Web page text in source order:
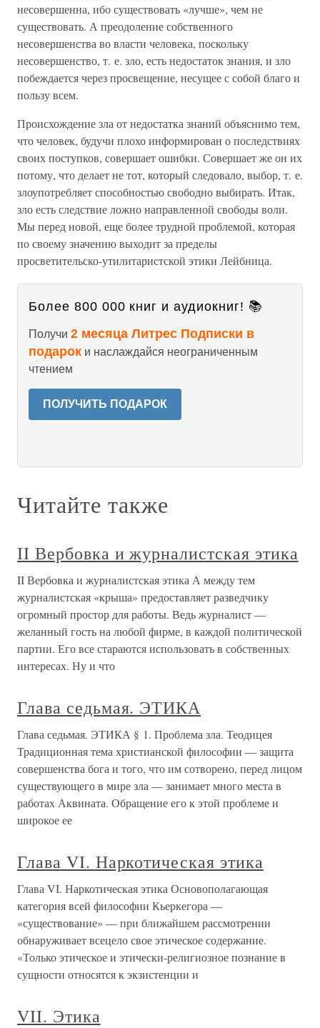
несовершенна, ибо существовать «лучше», чем не
существовать. А преодоление собственного
несовершенства во власти человека, поскольку
несовершенство, т. е. зло, есть недостаток знания, и зло
побеждается через просвещение, несущее с собой благо и
пользу всем.
Происхождение зла от недостатка знаний объяснимо тем,
что человек, будучи плохо информирован о последствиях
своих поступков, совершает ошибки. Совершает же он их
потому, что делает не тот, который следовало, выбор, т. е.
злоупотребляет способностью свободно выбирать. Итак,
зло есть следствие ложно направленной свободы воли.
Мы перед новой, еще более трудной проблемой, которая
по своему значению выходит за пределы
просветительско-утилитаристской этики Лейбница.
Более 800 000 книг и аудиокниг! 📚
Получи 2 месяца Литрес Подписки в
подарок и наслаждайся неограниченным
чтением
ПОЛУЧИТЬ ПОДАРОК
Читайте также
II Вербовка и журналистская этика
II Вербовка и журналистская этика А между тем
журналистская «крыша» предоставляет разведчику
огромный простор для работы. Ведь журналист —
желанный гость на любой фирме, в каждой политической
партии. Его все стараются использовать в собственных
интересах. Ну и что
Глава седьмая. ЭТИКА
Глава седьмая. ЭТИКА § 1. Проблема зла. Теодицея
Традиционная тема христианской философии — защита
совершенства бога и того, что им сотворено, перед лицом
существующего в мире зла — занимает много места в
работах Аквината. Обращение его к этой проблеме и
широкое ее
Глава VI. Наркотическая этика
Глава VI. Наркотическая этика Основополагающая
категория всей философии Кьеркегора —
«существование» — при ближайшем рассмотрении
обнаруживает всецело свое этическое содержание.
«Только этическое и этически-религиозное познание в
сущности относятся к экзистенции и
VII. Этика